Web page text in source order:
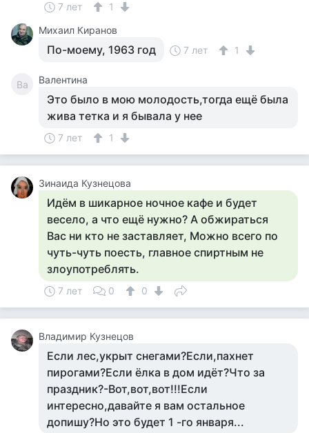
7 лет
1
Михаил Киранов
По-моему, 1963 год 7 лет 1
Ва Валентина
Это было в мою молодость,тогда ещё была
жива тетка и я бывала у нее
7 лет 1
Зинаида Кузнецова
Идём в шикарное ночное кафе и будет
весело, а что ещё нужно? А обжираться
Вас ни кто не заставляет, Можно всего по
чуть-чуть поесть, главное спиртным не
злоупотреблять.
7 лет 0 0
Владимир Кузнецов
Если лес,укрыт снегами?Если,пахнет
пирогами?Если ёлка в дом идёт?Что за
праздник?-Вот,вот,вот!!!Если
интересно,давайте я вам остальное
допишу?Но это будет 1 -го января...